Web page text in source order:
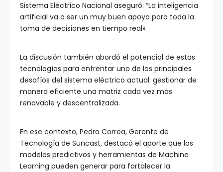
Sistema Eléctrico Nacional aseguró: “La inteligencia
artificial va a ser un muy buen apoyo para toda la
toma de decisiones en tiempo real».
La discusión también abordó el potencial de estas
tecnologías para enfrentar uno de los principales
desafíos del sistema eléctrico actual: gestionar de
manera eficiente una matriz cada vez más
renovable y descentralizada.
En ese contexto, Pedro Correa, Gerente de
Tecnología de Suncast, destacó el aporte que los
modelos predictivos y herramientas de Machine
Learning pueden generar para fortalecer la